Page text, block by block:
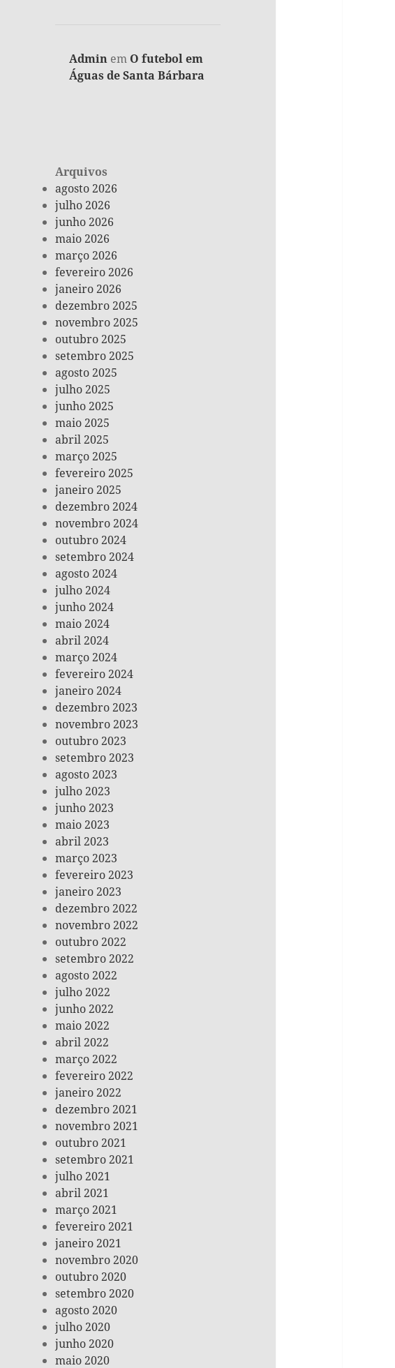
Admin em O futebol em
Águas de Santa Bárbara
Arquivos
agosto 2026
julho 2026
junho 2026
maio 2026
março 2026
fevereiro 2026
janeiro 2026
dezembro 2025
novembro 2025
outubro 2025
setembro 2025
agosto 2025
julho 2025
junho 2025
maio 2025
abril 2025
março 2025
fevereiro 2025
janeiro 2025
dezembro 2024
novembro 2024
outubro 2024
setembro 2024
agosto 2024
julho 2024
junho 2024
maio 2024
abril 2024
março 2024
fevereiro 2024
janeiro 2024
dezembro 2023
novembro 2023
outubro 2023
setembro 2023
agosto 2023
julho 2023
junho 2023
maio 2023
abril 2023
março 2023
fevereiro 2023
janeiro 2023
dezembro 2022
novembro 2022
outubro 2022
setembro 2022
agosto 2022
julho 2022
junho 2022
maio 2022
abril 2022
março 2022
fevereiro 2022
janeiro 2022
dezembro 2021
novembro 2021
outubro 2021
setembro 2021
julho 2021
abril 2021
março 2021
fevereiro 2021
janeiro 2021
novembro 2020
outubro 2020
setembro 2020
agosto 2020
julho 2020
junho 2020
maio 2020